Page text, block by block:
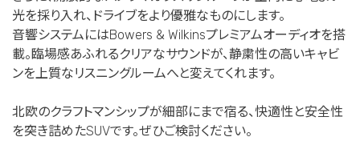
光を採り入れ、ドライブをより優雅なものにします。
音響システムにはBowers & Wilkinsプレミアムオーディオを搭
載。臨場感あふれるクリアなサウンドが、静粛性の高いキャビ
ンを上質なリスニングルームへと変えてくれます。
北欧のクラフトマンシップが細部にまで宿る、快適性と安全性
を突き詰めたSUVです。ぜひご検討ください。